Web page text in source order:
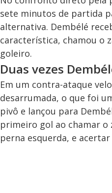
sete minutos de partida
alternativa. Dembélé
característica, chamou o
goleiro.
Duas vezes
Em um contra-ataque
desarrumada, o que foi
pivô e lançou para
primeiro gol ao chamar o
perna esquerda, e